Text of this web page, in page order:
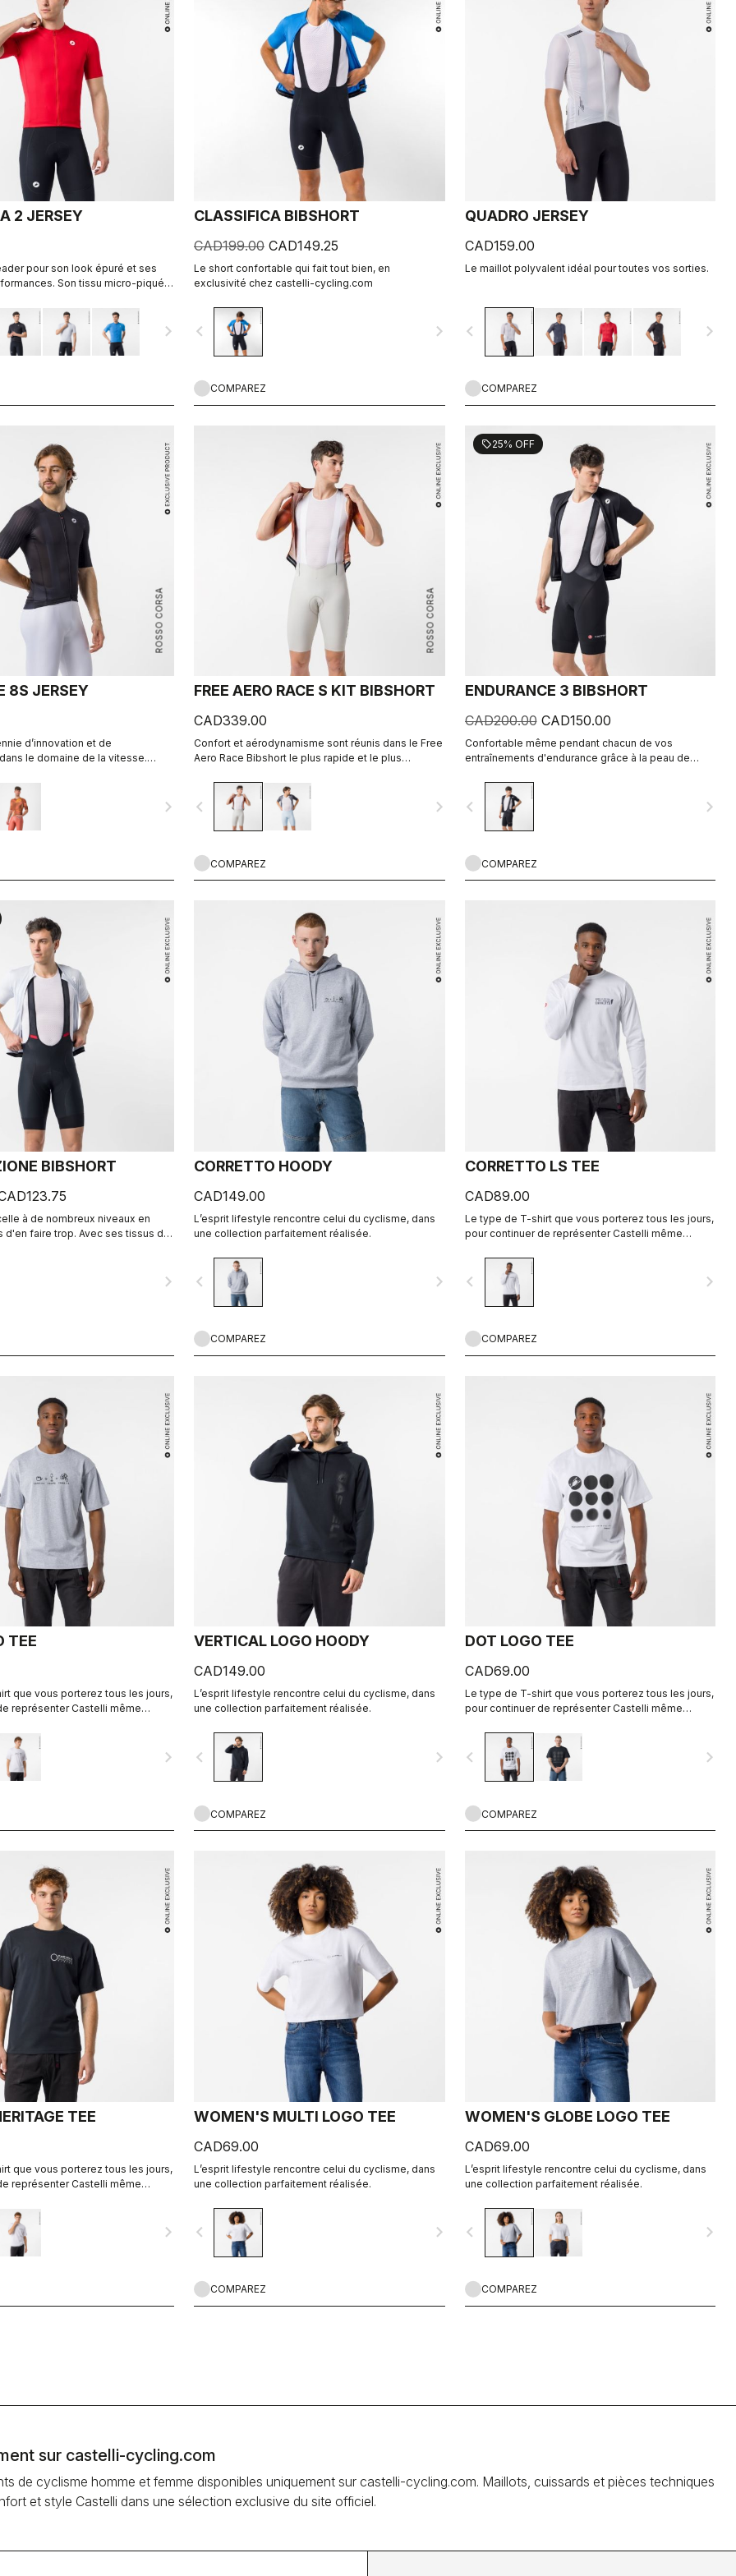
2 JERSEY
pour son look épuré et ses
Son tissu micro-piqué à
un maillot que vous aurez plaisir de
de la journée.
navigate_next
CLASSIFICA BIBSHORT
CAD199.00 CAD149.25
Le short confortable qui fait tout bien, en
exclusivité chez castelli-cycling.com
navigate_before navigate_next
COMPAREZ
QUADRO JERSEY
CAD159.00
Le maillot polyvalent idéal pour toutes vos sorties.
navigate_before navigate_next
COMPAREZ
ROSSO CORSA
8S JERSEY
d’innovation et de
le domaine de la vitesse.
navigate_next
ROSSO CORSA
FREE AERO RACE S KIT BIBSHORT
CAD339.00
Confort et aérodynamisme sont réunis dans le Free
Aero Race Bibshort le plus rapide et le plus
navigate_before navigate_next
COMPAREZ
sell25% OFF
ENDURANCE 3 BIBSHORT
CAD200.00 CAD150.00
Confortable même pendant chacun de vos
entraînements d'endurance grâce à la peau de
navigate_before navigate_next
COMPAREZ
BIBSHORT
à de nombreux niveaux en
d'en faire trop. Avec ses tissus de
KISS Air2 et ses bandes de
jambes, il partage certaines
de notre cuissard à bretelles Free
les pros.
navigate_next
CORRETTO HOODY
CAD149.00
L’esprit lifestyle rencontre celui du cyclisme, dans
une collection parfaitement réalisée.
navigate_before navigate_next
COMPAREZ
CORRETTO LS TEE
CAD89.00
Le type de T-shirt que vous porterez tous les jours,
pour continuer de représenter Castelli même
navigate_before navigate_next
COMPAREZ
TEE
que vous porterez tous les jours,
représenter Castelli même
navigate_next
VERTICAL LOGO HOODY
CAD149.00
L’esprit lifestyle rencontre celui du cyclisme, dans
une collection parfaitement réalisée.
navigate_before navigate_next
COMPAREZ
DOT LOGO TEE
CAD69.00
Le type de T-shirt que vous porterez tous les jours,
pour continuer de représenter Castelli même
navigate_before navigate_next
COMPAREZ
TEE
que vous porterez tous les jours,
représenter Castelli même
navigate_next
WOMEN'S MULTI LOGO TEE
CAD69.00
L’esprit lifestyle rencontre celui du cyclisme, dans
une collection parfaitement réalisée.
navigate_before navigate_next
COMPAREZ
WOMEN'S GLOBE LOGO TEE
CAD69.00
L’esprit lifestyle rencontre celui du cyclisme, dans
une collection parfaitement réalisée.
navigate_before navigate_next
COMPAREZ
sur castelli-cycling.com
de cyclisme homme et femme disponibles uniquement sur castelli-cycling.com. Maillots, cuissards et pièces techniques
et style Castelli dans une sélection exclusive du site officiel.